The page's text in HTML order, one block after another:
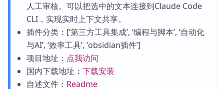
人工审核。可以把选中的文本连接到Claude Code
CLI，实现实时上下文共享。
插件分类：[‘第三方工具集成’, ‘编程与脚本’, ‘自动化
与AI’, ‘效率工具’, ‘obsidian插件’]
项目地址： 点我访问
国内下载地址： 下载安装
自述文件： Readme